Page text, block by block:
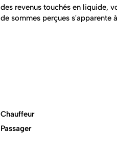
des revenus touchés en liquide,
de sommes perçues s'apparente
Chauffeur
Passager